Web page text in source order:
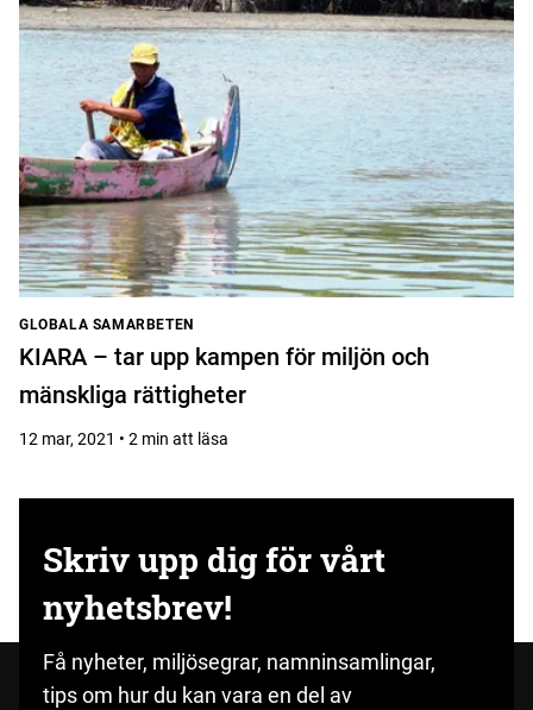
GLOBALA SAMARBETEN
KIARA – tar upp kampen för miljön och
mänskliga rättigheter
12 mar, 2021 • 2 min att läsa
Skriv upp dig för vårt
nyhetsbrev!
Få nyheter, miljösegrar, namninsamlingar,
tips om hur du kan vara en del av